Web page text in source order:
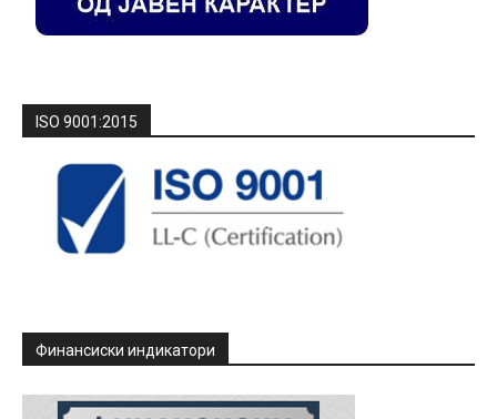
ISO 9001:2015
Финансиски индикатори